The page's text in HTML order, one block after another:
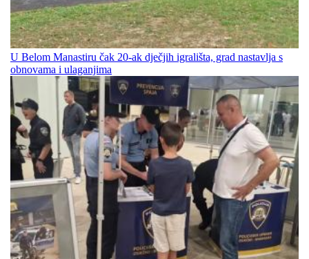
U Belom Manastiru čak 20-ak dječjih igrališta, grad nastavlja s
obnovama i ulaganjima